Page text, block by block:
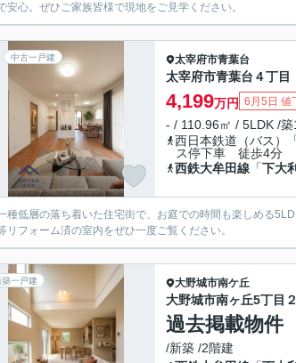
安心。ぜひご家族皆様で現地をご見学ください。
中古一戸建 太宰府市青葉台
太宰府市青葉台４丁
4,199万円 6月5日 値
- / 110.96㎡ / 5LDK /
西日本鉄道（バス）
ス停下車 徒歩4分
西鉄大牟田線 「下大利
種低層の落ち着いた住宅街で、お庭での時間も楽しめる
リフォーム済の室内をぜひ一度ご覧ください。
築一戸建 大野城市南ケ丘
大野城市南ヶ丘5丁目
過去掲載物件
/新築 /2階建